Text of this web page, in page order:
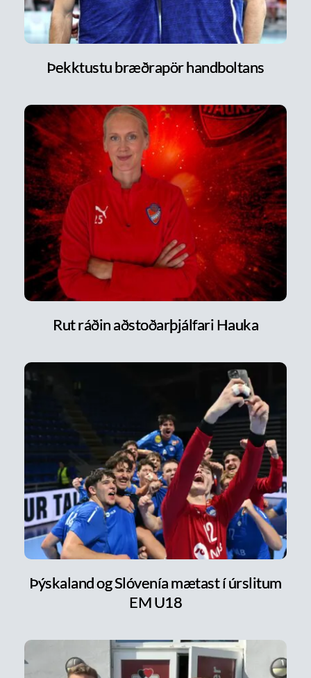
Þekktustu bræðrapör handboltans
Rut ráðin aðstoðarþjálfari Hauka
Þýskaland og Slóvenía mætast í úrslitum
EM U18